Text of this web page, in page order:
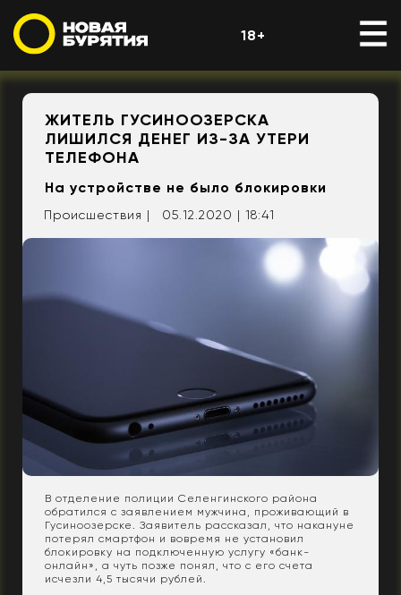
18+
ЖИТЕЛЬ ГУСИНООЗЕРСКА
ЛИШИЛСЯ ДЕНЕГ ИЗ-ЗА УТЕРИ
ТЕЛЕФОНА
На устройстве не было блокировки
Происшествия | 05.12.2020 | 18:41
В отделение полиции Селенгинского района
обратился с заявлением мужчина, проживающий в
Гусиноозерске. Заявитель рассказал, что накануне
потерял смартфон и вовремя не установил
блокировку на подключенную услугу «банк-
онлайн», а чуть позже понял, что с его счета
исчезли 4,5 тысячи рублей.